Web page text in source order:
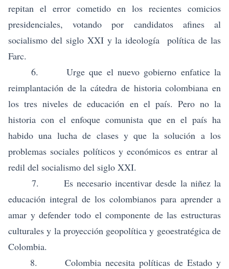
repitan el error cometido en los recientes comicios
presidenciales, votando por candidatos afines al
socialismo del siglo XXI y la ideología política de las
Farc.
6. Urge que el nuevo gobierno enfatice la
reimplantación de la cátedra de historia colombiana en
los tres niveles de educación en el país. Pero no la
historia con el enfoque comunista que en el país ha
habido una lucha de clases y que la solución a los
problemas sociales políticos y económicos es entrar al
redil del socialismo del siglo XXI.
7. Es necesario incentivar desde la niñez la
educación integral de los colombianos para aprender a
amar y defender todo el componente de las estructuras
culturales y la proyección geopolítica y geoestratégica de
Colombia.
8. Colombia necesita políticas de Estado y